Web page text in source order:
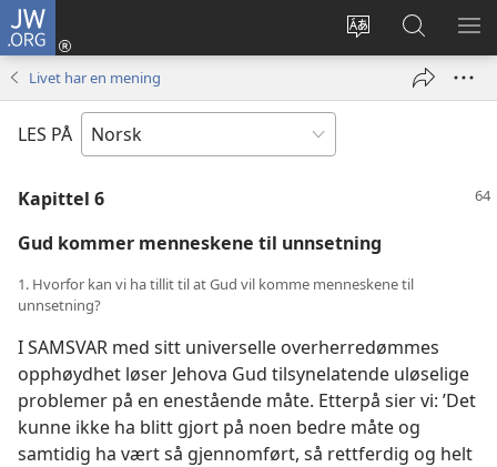
JW.ORG
Endre
Logg
inn
vindu)
Søk
på
JW.ORG
VIS
Livet har en mening
LES PÅ
Kapittel 6
Gud kommer menneskene til unnsetning
1. Hvorfor kan vi ha tillit til at Gud vil komme menneskene til
unnsetning?
I SAMSVAR med sitt universelle overherredømmes
opphøydhet løser Jehova Gud tilsynelatende uløselige
problemer på en enestående måte. Etterpå sier vi: ’Det
kunne ikke ha blitt gjort på noen bedre måte og
samtidig ha vært så gjennomført, så rettferdig og helt